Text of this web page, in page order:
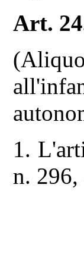
Art.
1.
n. 296,